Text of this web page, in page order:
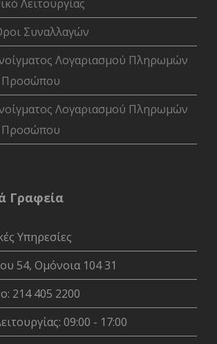
Λειτουργίας
Συναλλαγών
Λογαριασμού Πληρωμών
Προσώπου
Λογαριασμού Πληρωμών
Προσώπου
Γραφεία
Υπηρεσίες
54, Ομόνοια 104 31
214 405 2200
09:00 - 17:00